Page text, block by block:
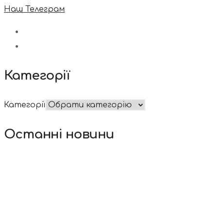
Наш Телеграм
Категорії
Категорії
Останні новини